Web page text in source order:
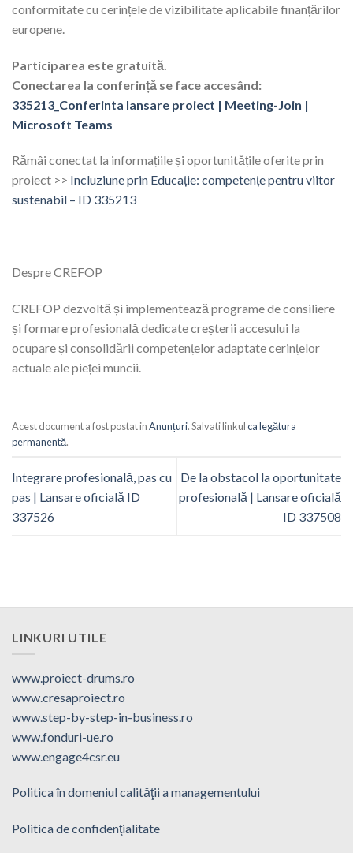
conformitate cu cerințele de vizibilitate aplicabile finanțărilor
europene.
Participarea este gratuită.
Conectarea la conferință se face accesând:
335213_Conferinta lansare proiect | Meeting-Join |
Microsoft Teams
Rămâi conectat la informațiile și oportunitățile oferite prin
proiect >> Incluziune prin Educație: competențe pentru viitor
sustenabil – ID 335213
Despre CREFOP
CREFOP dezvoltă și implementează programe de consiliere
și formare profesională dedicate creșterii accesului la
ocupare și consolidării competențelor adaptate cerințelor
actuale ale pieței muncii.
Acest document a fost postat inAnunțuri. Salvati linkulca legătura
permanentă.
Integrare profesională, pas cu
pas | Lansare oficială ID
337526
De la obstacol la oportunitate
profesională | Lansare oficială
ID 337508
LINKURI UTILE
www.proiect-drums.ro
www.cresaproiect.ro
www.step-by-step-in-business.ro
www.fonduri-ue.ro
www.engage4csr.eu
Politica în domeniul calităţii a managementului
Politica de confidenţialitate